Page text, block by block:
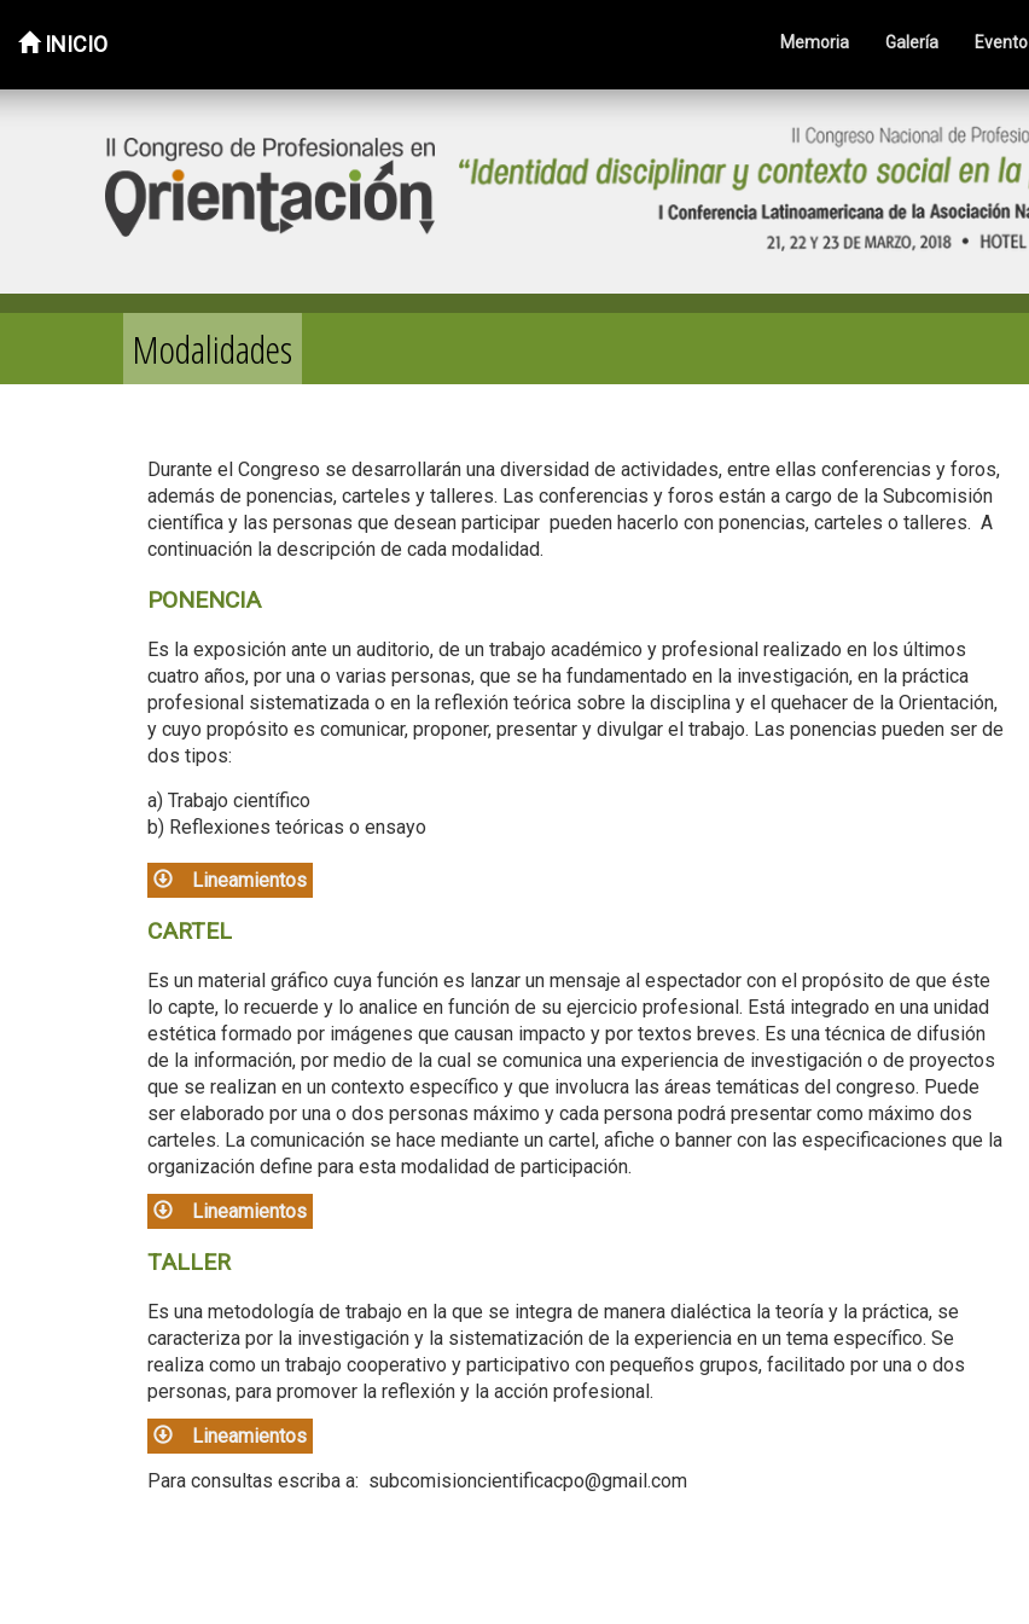
Saltar
INICIO Memoria Galería Evento
Modalidades
Durante el Congreso se desarrollarán una diversidad de actividades, entre ellas conferencias y foros,
además de ponencias, carteles y talleres. Las conferencias y foros están a cargo de la Subcomisión
científica y las personas que desean participar pueden hacerlo con ponencias, carteles o talleres. A
continuación la descripción de cada modalidad.
PONENCIA
Es la exposición ante un auditorio, de un trabajo académico y profesional realizado en los últimos
cuatro años, por una o varias personas, que se ha fundamentado en la investigación, en la práctica
profesional sistematizada o en la reflexión teórica sobre la disciplina y el quehacer de la Orientación,
y cuyo propósito es comunicar, proponer, presentar y divulgar el trabajo. Las ponencias pueden ser de
dos tipos:
a) Trabajo científico
b) Reflexiones teóricas o ensayo
Lineamientos
CARTEL
Es un material gráfico cuya función es lanzar un mensaje al espectador con el propósito de que éste
lo capte, lo recuerde y lo analice en función de su ejercicio profesional. Está integrado en una unidad
estética formado por imágenes que causan impacto y por textos breves. Es una técnica de difusión
de la información, por medio de la cual se comunica una experiencia de investigación o de proyectos
que se realizan en un contexto específico y que involucra las áreas temáticas del congreso. Puede
ser elaborado por una o dos personas máximo y cada persona podrá presentar como máximo dos
carteles. La comunicación se hace mediante un cartel, afiche o banner con las especificaciones que la
organización define para esta modalidad de participación.
Lineamientos
TALLER
Es una metodología de trabajo en la que se integra de manera dialéctica la teoría y la práctica, se
caracteriza por la investigación y la sistematización de la experiencia en un tema específico. Se
realiza como un trabajo cooperativo y participativo con pequeños grupos, facilitado por una o dos
personas, para promover la reflexión y la acción profesional.
Lineamientos
Para consultas escriba a: subcomisioncientificacpo@gmail.com